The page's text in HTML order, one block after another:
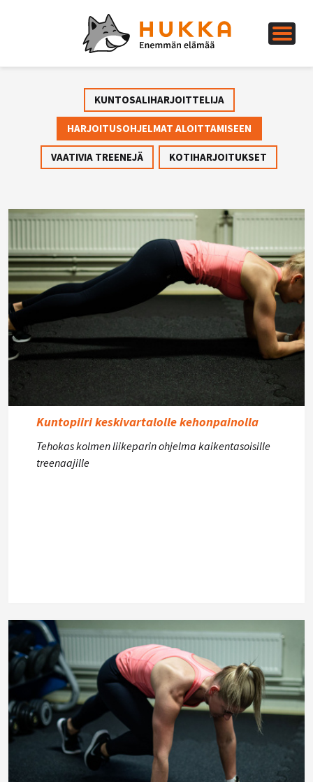
KUNTOSALIHARJOITTELIJA
HARJOITUSOHJELMAT ALOITTAMISEEN
VAATIVIA TREENEJÄ KOTIHARJOITUKSET
Kuntopiiri keskivartalolle kehonpainolla
Tehokas kolmen liikeparin ohjelma kaikentasoisille
treenaajille